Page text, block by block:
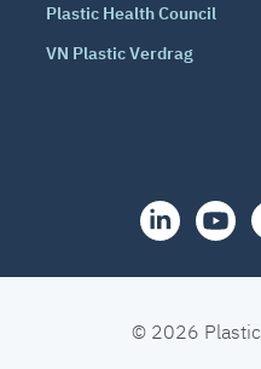
Plastic Health Council
VN Plastic Verdrag
© 2026